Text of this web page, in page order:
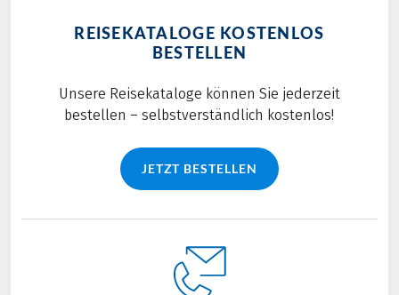
REISEKATALOGE KOSTENLOS
BESTELLEN
Unsere Reisekataloge können Sie jederzeit
bestellen – selbstverständlich kostenlos!
JETZT BESTELLEN